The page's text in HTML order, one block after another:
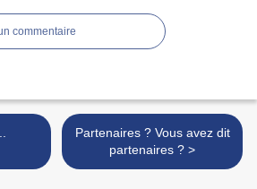
commentaire
Partenaires ? Vous avez dit
partenaires ? >